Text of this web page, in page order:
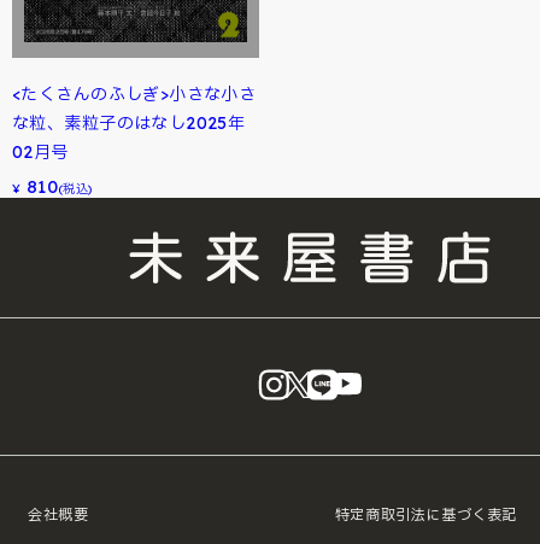
<たくさんのふしぎ>小さな小さ
な粒、素粒子のはなし2025年
02月号
¥ 810(税込)
instagram
X LINE
会社概要 特定商取引法に基づく表記